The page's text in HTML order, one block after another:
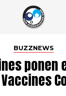
BUZZNEWS
ponen